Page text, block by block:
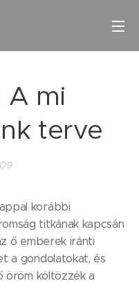
A mi
terve
korábbi
titkának kapcsán
ő emberek iránti
a gondolatokat, és
öröm költözzék a